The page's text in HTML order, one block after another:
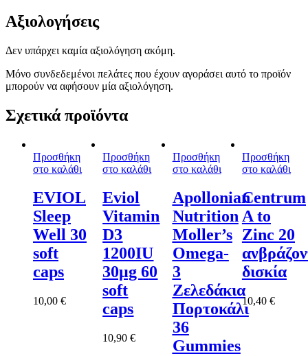
Αξιολογήσεις
Δεν υπάρχει καμία αξιολόγηση ακόμη.
Μόνο συνδεδεμένοι πελάτες που έχουν αγοράσει αυτό το προϊόν
μπορούν να αφήσουν μία αξιολόγηση.
Σχετικά προϊόντα
Προσθήκη
στο καλάθι
EVIOL
Sleep
Well 30
soft
caps
10,00 €
Προσθήκη
στο καλάθι
Eviol
Vitamin
D3
1200IU
30μg 60
soft
caps
10,90€
Προσθήκη
στο καλάθι
Apollonian
Nutrition
Moller’s
Omega-
3
Ζελεδάκια
Πορτοκάλι
36
Gummies
Προσθήκη
στο καλάθι
Centrum
A to
Zinc 20
δισκία
10,40 €